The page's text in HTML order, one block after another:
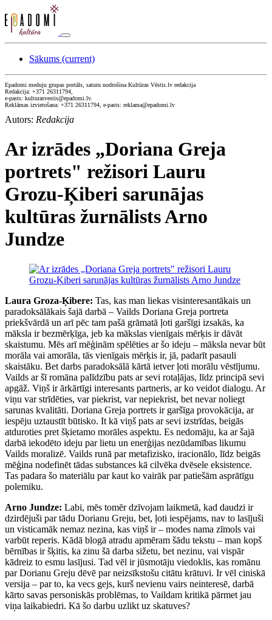
Sākums (current)
Epadomi meduju grupas portāls, saturu nodrošina Kultūras Vēstis.lv redakcija
Redakcija: +371 26311794,
e-pasts: kulturasvestis@epadomi.lv.
Reklāmas izvietošana: +371 26311794, e-pasts: reklama@epadomi.lv
Autors: Redakcija
Ar izrādes „Doriana Greja
portrets" režisori Lauru
Grozu-Ķiberi sarunājas
kultūras žurnālists Arno
Jundze
Laura Groza-Ķibere: Tas, kas man liekas visinteresantākais un
paradoksālākais šajā darbā – Vailds Doriana Greja portreta
priekšvārdā un arī pēc tam pašā grāmatā ļoti garšīgi izsakās, ka
māksla ir bezmērķīga, jeb ka mākslas vienīgais mērķis ir dāvāt
skaistumu. Mēs arī mēģinām spēlēties ar šo ideju – māksla nevar būt
morāla vai amorāla, tās vienīgais mērķis ir, jā, padarīt pasauli
skaistāku. Bet darbs paradoksālā kārtā ietver ļoti morālu vēstījumu.
Vailds ar šī romāna palīdzību pats ar sevi rotaļājas, līdz principā sevi
apgāž. Viņš ir ārkārtīgi interesants partneris, ar ko veidot dialogu. Ar
viņu var strīdēties, var piekrist, var nepiekrist, bet nevar noliegt
sarunas kvalitāti. Doriana Greja portrets ir garšīga provokācija, ar
iespēju uztaustīt būtisko. It kā viņš pats ar sevi izstrīdas, beigās
atduroties pret šķietamo morāles aspektu. Es nedomāju, ka ar šajā
darbā iekodēto ideju par lietu un enerģijas nezūdamības likumu
Vailds moralizē. Vailds runā par metafizisko, iracionālo, līdz beigās
mēģina nodefinēt tādas substances kā cilvēka dvēsele eksistence.
Tas padara šo materiālu par kaut ko vairāk par patiešām asprātīgu
polemiku.
Arno Jundze: Labi, mēs tomēr dzīvojam laikmetā, kad daudzi ir
dzirdējuši par tādu Dorianu Greju, bet, ļoti iespējams, nav to lasījuši
un visticamāk nemaz nezina, kas viņš ir – modes nama zīmols vai
varbūt reperis. Kādā blogā atradu apmēram šādu tekstu – man kopš
bērnības ir šķitis, ka zinu šā darba sižetu, bet nezinu, vai vispār
kādreiz to esmu lasījusi. Tad vēl ir jūsmotāju viedoklis, kas romānu
par Dorianu Greju dēvē par neizsīkstošu citātu krātuvi. Ir vēl ciniskā
versija – par to, ka vecs gejs, kurš nevienu vairs neinteresē, darbā
kārto savas personiskās problēmas, to Vaildam kritikā pārmet jau
viņa laikabiedri. Kā šo darbu uzlikt uz skatuves?